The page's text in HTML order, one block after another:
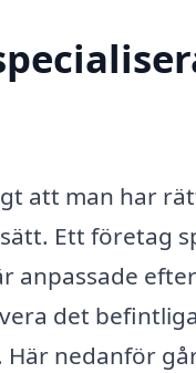
att man har
Ett företag
anpassade
det
nedanför